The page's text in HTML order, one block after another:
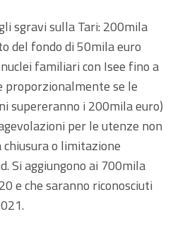
sgravi sulla Tari: 200mila
del fondo di 50mila euro
familiari con Isee fino a
proporzionalmente se le
supereranno i 200mila euro)
per le utenze non
o limitazione
Si aggiungono ai 700mila
e che saranno riconosciuti